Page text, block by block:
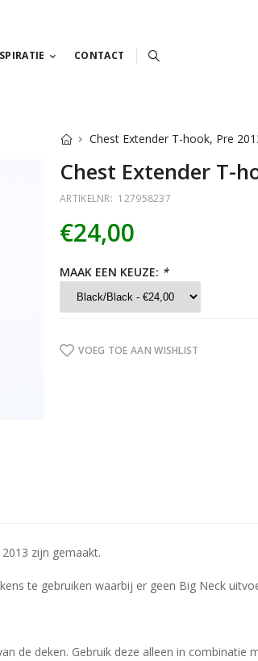
CONTACT
Chest Extender T-hook, Pre
Chest Extender T-
ARTIKELNR: 127958237
€24,00
MAAK EEN KEUZE: *
VOEG TOE AAN WISHLIST
zijn gemaakt.
te gebruiken waarbij er geen Big Neck
de deken. Gebruik deze alleen in combinatie